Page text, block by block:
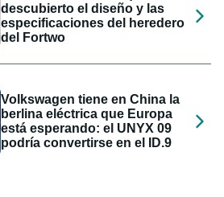
descubierto el diseño y las
especificaciones del heredero
del Fortwo
Volkswagen tiene en China la
berlina eléctrica que Europa
está esperando: el UNYX 09
podría convertirse en el ID.9